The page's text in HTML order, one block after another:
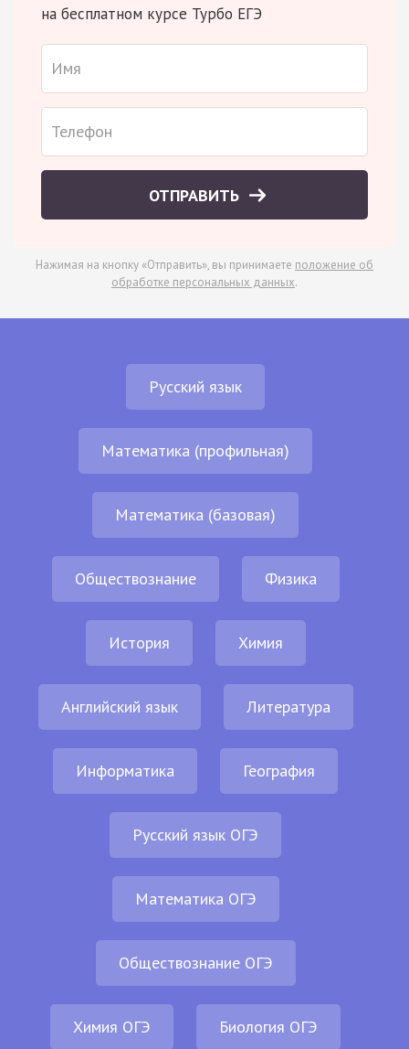
на бесплатном курсе Турбо ЕГЭ
ОТПРАВИТЬ
Нажимая на кнопку «Отправить», вы принимаете положение об
обработке персональных данных.
Русский язык
Математика (профильная)
Математика (базовая)
Обществознание Физика
История Химия
Английский язык Литература
Информатика География
Русский язык ОГЭ
Математика ОГЭ
Обществознание ОГЭ
Химия ОГЭ Биология ОГЭ